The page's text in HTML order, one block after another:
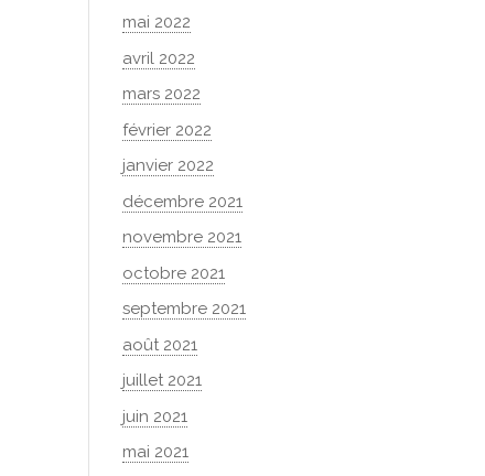
mai 2022
avril 2022
mars 2022
février 2022
janvier 2022
décembre 2021
novembre 2021
octobre 2021
septembre 2021
août 2021
juillet 2021
juin 2021
mai 2021